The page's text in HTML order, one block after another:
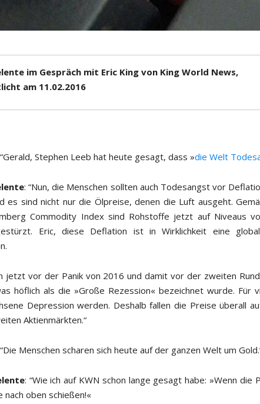
im Gespräch mit Eric King von King World News,
am 11.02.2016
Stephen Leeb hat heute gesagt, dass »die Welt
: “Nun, die Menschen sollten auch Todesangst vor
es sind nicht nur die Ölpreise, denen die Luft ausgeht.
Commodity Index sind Rohstoffe jetzt auf Niveaus
Eric, diese Deflation ist in Wirklichkeit eine
jetzt vor der Panik von 2016 und damit vor der zweiten
höflich als die »Große Rezession« bezeichnet wurde. Für
Depression werden. Deshalb fallen die Preise überall
Aktienmärkten.“
Menschen scharen sich heute auf der ganzen Welt um
: “Wie ich auf KWN schon lange gesagt habe: »Wenn die
nach oben schießen!«